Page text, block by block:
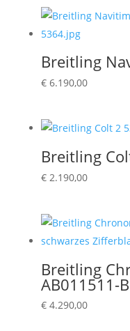
Breitling
€6.190,00
Breitling
€2.190,00
Breitling
AB011511-
€4.290,00